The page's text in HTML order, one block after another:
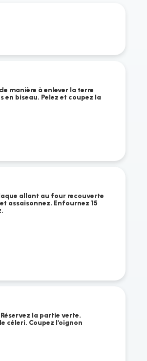
manière à enlever la terre
en biseau. Pelez et coupez la
allant au four recouverte
assaisonnez. Enfournez 15
la partie verte.
céleri. Coupez l'oignon